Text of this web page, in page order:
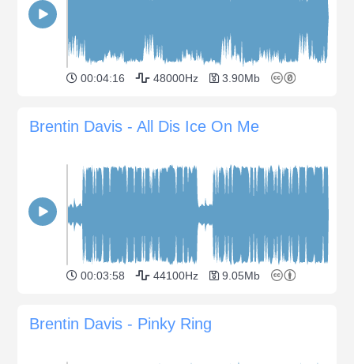
00:04:16 48000Hz 3.90Mb
Brentin Davis - All Dis Ice On Me
00:03:58 44100Hz 9.05Mb
Brentin Davis - Pinky Ring